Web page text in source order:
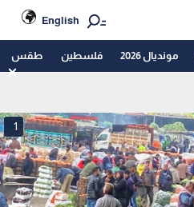
English
مونديال 2026 فلسطين طقس
1